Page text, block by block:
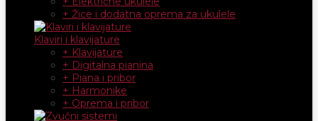
+ Žice i dodatna oprema za ukulele
Klaviri i klavijature
+ Klavijature
+ Digitalna pianina
+ Piana i pribor
+ Harmonike
+ Oprema i pribor